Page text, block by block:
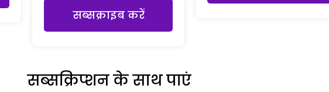
सब्सक्राइब करें
सब्सक्रिप्शन के साथ पाएं